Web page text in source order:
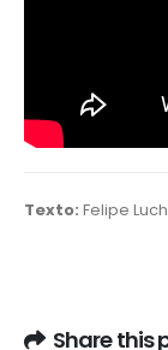
Texto: Felipe
Share this